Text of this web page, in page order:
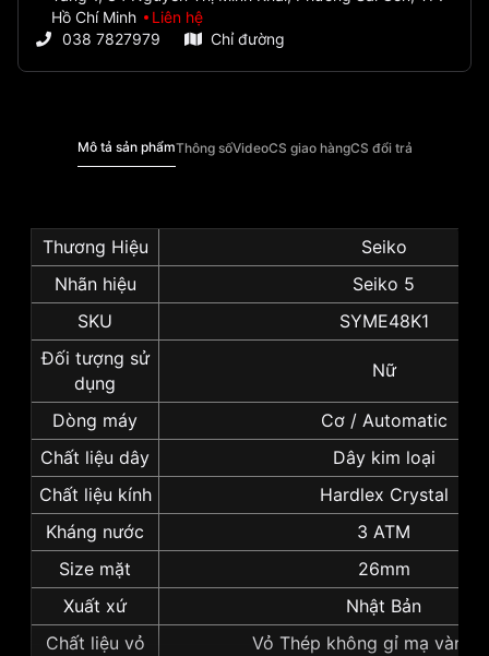
Hồ Chí Minh
Liên hệ
038 7827979
Chỉ đường
Mô tả sản phẩmThông sốVideoCS giao hàngCS đổi trả
Thương Hiệu
Seiko
Nhãn hiệu
Seiko 5
SKU
SYME48K1
Đối tượng sử
dụng
Nữ
Dòng máy
Cơ / Automatic
Chất liệu dây
Dây kim loại
Chất liệu kính
Hardlex Crystal
Kháng nước
3 ATM
Size mặt
26mm
Xuất xứ
Nhật Bản
Chất liệu vỏ
Vỏ Thép không gỉ mạ vàng